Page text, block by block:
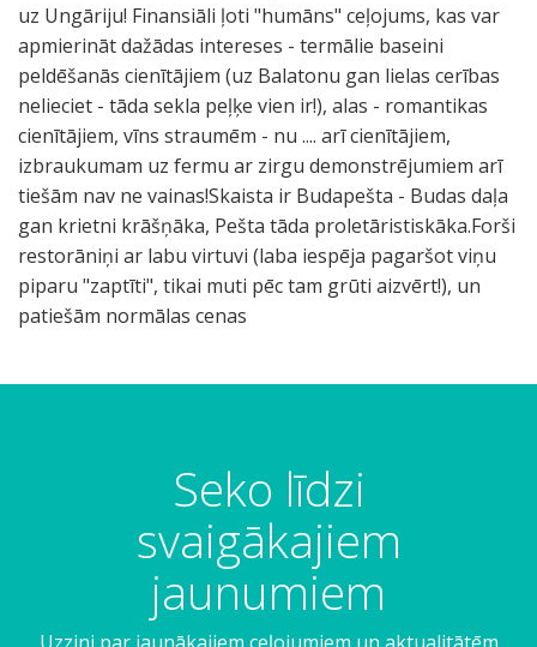
uz Ungāriju! Finansiāli ļoti "humāns" ceļojums, kas var
apmierināt dažādas intereses - termālie baseini
peldēšanās cienītājiem (uz Balatonu gan lielas cerības
nelieciet - tāda sekla peļķe vien ir!), alas - romantikas
cienītājiem, vīns straumēm - nu .... arī cienītājiem,
izbraukumam uz fermu ar zirgu demonstrējumiem arī
tiešām nav ne vainas!Skaista ir Budapešta - Budas daļa
gan krietni krāšņāka, Pešta tāda proletāristiskāka.Forši
restorāniņi ar labu virtuvi (laba iespēja pagaršot viņu
piparu "zaptīti", tikai muti pēc tam grūti aizvērt!), un
patiešām normālas cenas
Seko līdzi
svaigākajiem
jaunumiem